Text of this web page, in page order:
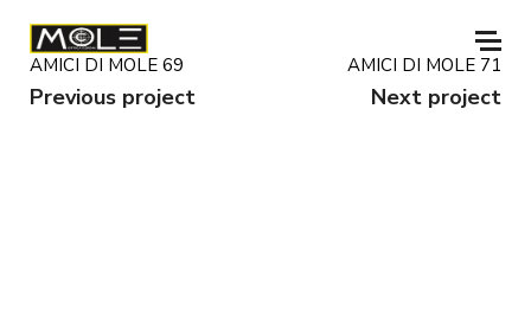
AMICI DI MOLE 69
Previous project
AMICI DI MOLE 71
Next project